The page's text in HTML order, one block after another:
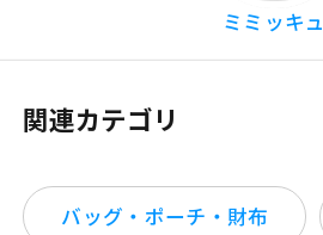
ミミッキュ
関連カテゴリ
バッグ・ポーチ・財布